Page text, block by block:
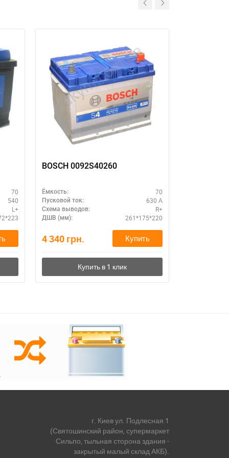
70
540
L+
BOSCH 0092S40260
Ёмкость: 70
Пусковой ток: 630 А
Схема выводов: R+
ДШВ (мм): 261*175*220
4 340 грн. Купить
г. Киев ул. Подлесная 1
(Святошинский район, супермаркет
Сильпо, тыльная сторона здания -
закрытый малый склад АКБ).